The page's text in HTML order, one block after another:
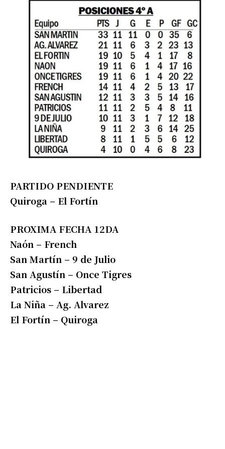
PARTIDO PENDIENTE
Quiroga – El Fortín
PROXIMA FECHA 12DA
Naón – French
San Martín – 9 de Julio
San Agustín – Once Tigres
Patricios – Libertad
La Niña – Ag. Alvarez
El Fortín – Quiroga